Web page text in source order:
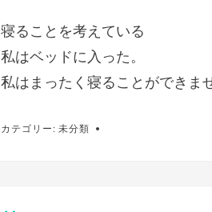
寝ることを考えている
私はベッドに入った。
私はまったく寝ることができま
カテゴリー: 未分類